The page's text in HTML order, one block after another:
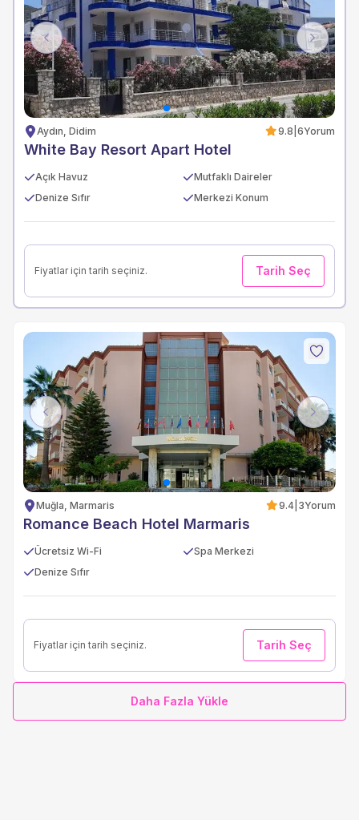
Previous Next
Aydın, Didim 9.8 6Yorum
White Bay Resort Apart Hotel
Açık Havuz
Mutfaklı Daireler
Denize Sıfır
Merkezi Konum
Fiyatlar için tarih seçiniz. Tarih Seç
Previous Next
Muğla, Marmaris 9.4 3Yorum
Romance Beach Hotel Marmaris
Ücretsiz Wi-Fi
Spa Merkezi
Denize Sıfır
Fiyatlar için tarih seçiniz. Tarih Seç
Daha Fazla Yükle